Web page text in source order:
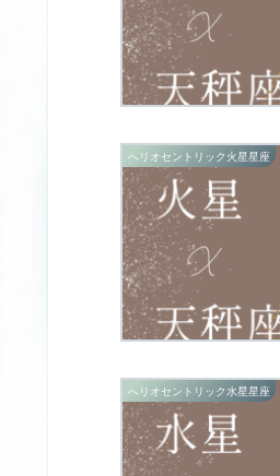
へリオセントリック火星星座
へリオセントリック水星星座